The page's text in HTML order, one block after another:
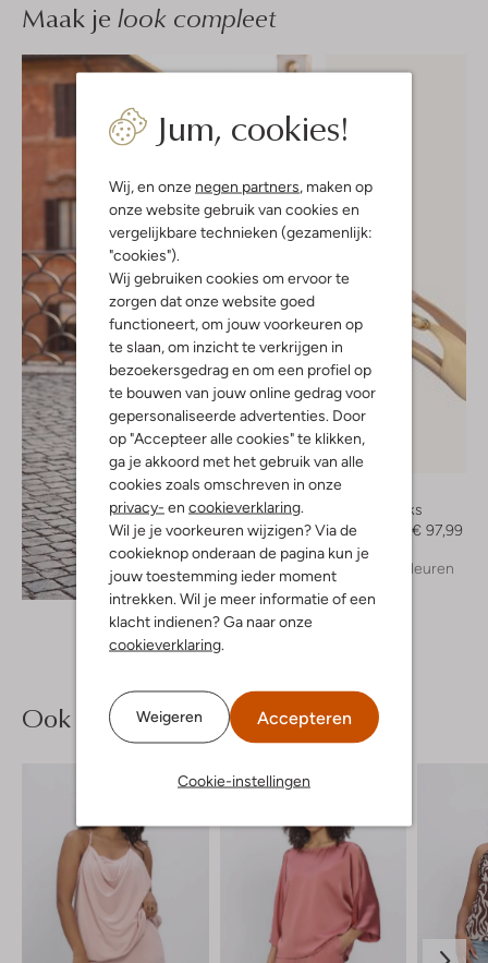
Jum, cookies!
Wij, en onze negen partners , maken op
onze website gebruik van cookies en
vergelijkbare technieken (gezamenlijk:
"cookies").
Wij gebruiken cookies om ervoor te
zorgen dat onze website goed
functioneert, om jouw voorkeuren op
te slaan, om inzicht te verkrijgen in
bezoekersgedrag en om een profiel op
te bouwen van jouw online gedrag voor
gepersonaliseerde advertenties. Door
op "Accepteer alle cookies" te klikken,
ga je akkoord met het gebruik van alle
cookies zoals omschreven in onze
privacy- en cookieverklaring
Wil je je voorkeuren wijzigen? Via de
cookieknop onderaan de pagina kun je
jouw toestemming ieder moment
intrekken. Wil je meer informatie of een
klacht indienen? Ga naar onze
cookieverklaring
Weigeren Accepteren
Cookie-instellingen
Maak je look compleet
Ontdek de look
-30%
Slingbacks
€ 139,99
€ 97,99
+ meer kleuren
Ook iets voor jou?